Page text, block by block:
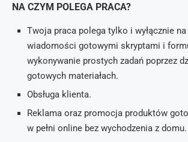
NA CZYM POLEGA PRACA?
Twoja praca polega tylko i wyłącznie
wiadomości gotowymi skryptami i
wykonywanie prostych zadań poprzez
gotowych materiałach.
Obsługa klienta.
Reklama oraz promocja produktów
w pełni online bez wychodzenia z domu.